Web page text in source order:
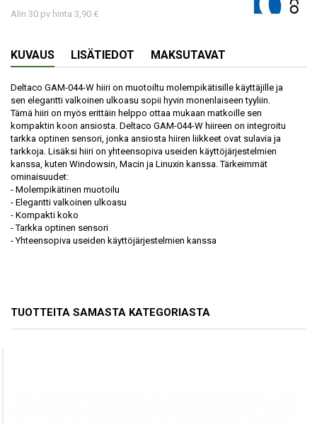
Alin 30 pv hinta 3,90 €
KUVAUS LISÄTIEDOT MAKSUTAVAT
Deltaco GAM-044-W hiiri on muotoiltu molempikätisille käyttäjille ja
sen elegantti valkoinen ulkoasu sopii hyvin monenlaiseen tyyliin.
Tämä hiiri on myös erittäin helppo ottaa mukaan matkoille sen
kompaktin koon ansiosta. Deltaco GAM-044-W hiireen on integroitu
tarkka optinen sensori, jonka ansiosta hiiren liikkeet ovat sulavia ja
tarkkoja. Lisäksi hiiri on yhteensopiva useiden käyttöjärjestelmien
kanssa, kuten Windowsin, Macin ja Linuxin kanssa. Tärkeimmät
ominaisuudet:
- Molempikätinen muotoilu
- Elegantti valkoinen ulkoasu
- Kompakti koko
- Tarkka optinen sensori
- Yhteensopiva useiden käyttöjärjestelmien kanssa
TUOTTEITA SAMASTA KATEGORIASTA